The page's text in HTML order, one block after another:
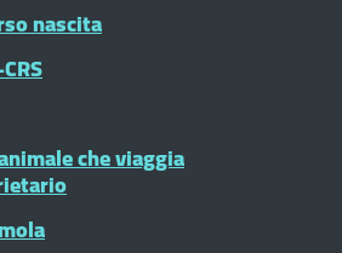
nascita
che viaggia